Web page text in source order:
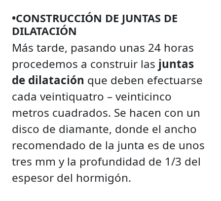
•CONSTRUCCIÓN DE JUNTAS DE
DILATACIÓN
Más tarde, pasando unas 24 horas
procedemos a construir las juntas
de dilatación que deben efectuarse
cada veintiquatro – veinticinco
metros cuadrados. Se hacen con un
disco de diamante, donde el ancho
recomendado de la junta es de unos
tres mm y la profundidad de 1/3 del
espesor del hormigón.